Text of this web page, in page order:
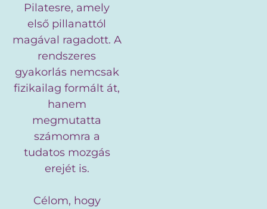
Pilatesre, amely
első pillanattól
magával ragadott. A
rendszeres
gyakorlás nemcsak
fizikailag formált át,
hanem
megmutatta
számomra a
tudatos mozgás
erejét is.
Célom, hogy